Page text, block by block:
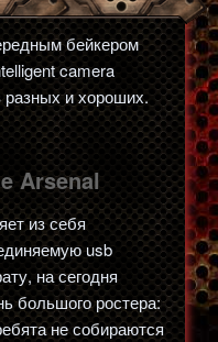
бейкером
camera
и хороших.
Arsenal
из себя
usb
на сегодня
большого ростера:
не собираются